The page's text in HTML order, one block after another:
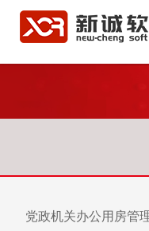
党政机关办公用房管